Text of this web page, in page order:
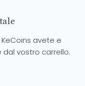
avete e
vostro carrello.